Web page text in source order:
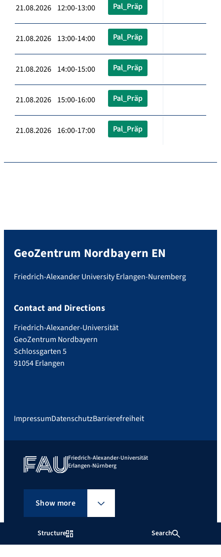
Structure Search
21.08.2026 12:00-13:00 Pal_Präp
21.08.2026 13:00-14:00 Pal_Präp
21.08.2026 14:00-15:00 Pal_Präp
21.08.2026 15:00-16:00 Pal_Präp
21.08.2026 16:00-17:00 Pal_Präp
GeoZentrum Nordbayern EN
Friedrich-Alexander University Erlangen-Nuremberg
Contact and Directions
Friedrich-Alexander-Universität
GeoZentrum Nordbayern
Schlossgarten 5
91054 Erlangen
ImpressumDatenschutzBarrierefreiheit
Friedrich-Alexander-Universität
Erlangen-Nürnberg
Show more